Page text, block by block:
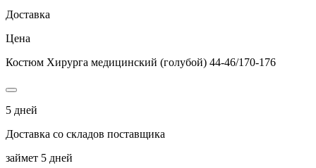
Доставка
Цена
Костюм Хирурга медицинский (голубой) 44-46/170-176
5 дней
Доставка со складов поставщика
займет 5 дней